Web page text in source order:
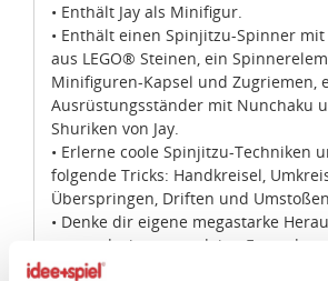
• Enthält Jay als Minifigur.
• Enthält einen Spinjitzu-Spinner
aus LEGO® Steinen, ein
Minifiguren-Kapsel und Zugriemen,
Ausrüstungsständer mit Nunchaku
Shuriken von Jay.
• Erlerne coole Spinjitzu-Techniken
folgende Tricks: Handkreisel,
Überspringen, Driften und
• Denke dir eigene megastarke
aus und tritt gegen deine Freunde an.
• Online findest du noch mehr